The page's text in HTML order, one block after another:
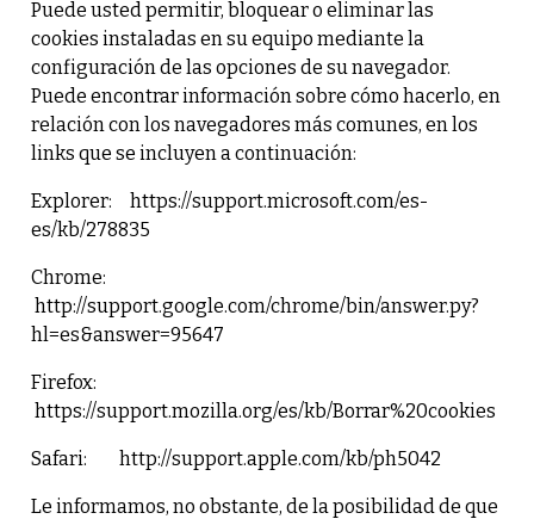
Puede usted permitir, bloquear o eliminar las
cookies instaladas en su equipo mediante la
configuración de las opciones de su navegador.
Puede encontrar información sobre cómo hacerlo, en
relación con los navegadores más comunes, en los
links que se incluyen a continuación:
Explorer: https://support.microsoft.com/es-
es/kb/278835
Chrome:
http://support.google.com/chrome/bin/answer.py?
hl=es&answer=95647
Firefox:
https://support.mozilla.org/es/kb/Borrar%20cookies
Safari: http://support.apple.com/kb/ph5042
Le informamos, no obstante, de la posibilidad de que